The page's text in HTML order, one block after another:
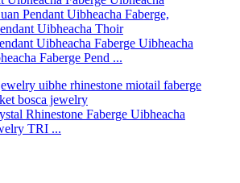
Uibheacha Faberge Uibheacha
Faberge Pend ...
Rhinestone Faberge Uibheacha
TRI ...